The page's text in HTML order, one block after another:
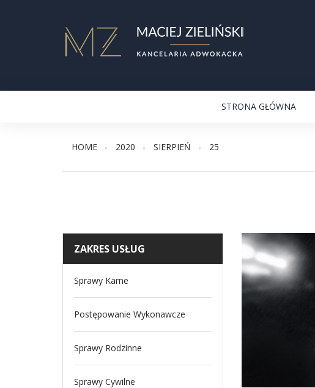
STRONA GŁÓWNA
HOME 2020 SIERPIEŃ 25
ZAKRES USŁUG
Sprawy Karne
Postępowanie Wykonawcze
Sprawy Rodzinne
Sprawy Cywilne